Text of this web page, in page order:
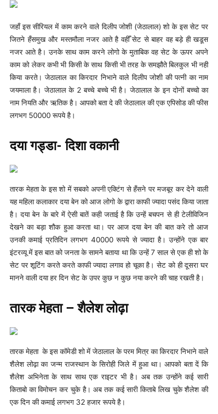
जहाँ इस सीरियल में काम करने वाले दिलीप जोशी (जेठालाल) शो के इस सेट पर
जितने हँसमुख और मस्तमौला नजर आते है वहीँ सेट से बाहर वह बड़े ही खडूस
नजर आते है। उनके साथ काम करने लोगो के मुताबिक वह सेट के ऊपर अपने
काम को लेकर कभी भी किसी के साथ किसी भी तरह के समझौते बिलकुल भी नही
किया करते। जेठालाल का किरदार निभाने वाले दिलीप जोशी की पत्नी का नाम
जयमाला है। जेठालाल के 2 बच्चे बच्चे भी है। जेठालाल के इन दोनों बच्चो का
नाम नियति और ऋतिक है। आपको बता दे की जेठालाल की एक एपिसोड की फीस
लगभग 50000 रूपये है।
दया गड्डा- दिशा वकानी
तारक मेहता के इस शो में सबको अपनी एक्टिंग से हँसने पर मजबूर कर देने वाली
यह महिला कलाकार दया बेन को आज लोगो के द्वारा काफी ज्यादा पसंद किया जाता
है। दया बेन के बारे में ऐसी बातें कही जताई है कि उन्हें बचपन से ही टेलीविजिन
देखने का बड़ा शौक हुआ करता था। पर आज दया बेन की बात करे तो आज
उनकी कमाई प्रतिदिन लगभग 40000 रूपये से ज्यादा है। उन्होंने एक बार
इंटरव्यू में इस बात को जनता के सामने बताया था कि उन्हें 7 साल से एक ही शो के
सेट पर शूटिंग करते करते काफी ज्यादा लगाव हो चूका है। सेट को ही दूसरा घर
मानने वाली दया हर दिन सेट के उपर कुछ न कुछ नया करने की चाह रखती है।
तारक मेहता – शैलेश लोढ़ा
तारक मेहता के इस कॉमेडी शो में जेठालाल के परम मित्र का किरदार निभाने वाले
शैलेश लोढ़ा का जन्म राजस्थान के सिरोही जिले में हुआ था। आपको बता दें कि
शैलेश अभिनेता के साथ साथ एक राइटर भी है। अब तक उन्होंने कई सारी
किताबो का विमोचन कर चुके है। अब तक कई सारी किताबे लिख चुके शैलेश की
एक दिन की कमाई लगभग 32 हजार रूपये है।